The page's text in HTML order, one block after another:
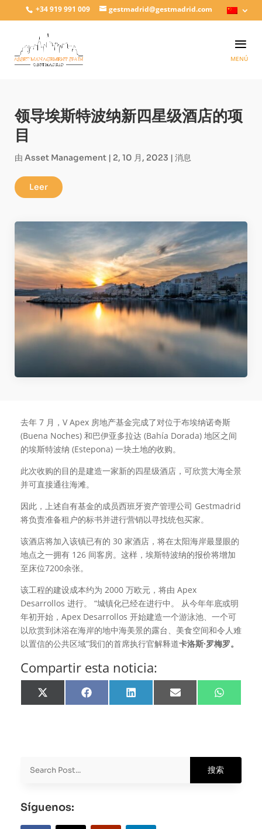
+34 919 991 009 gestmadrid@gestmadrid.com
领导埃斯特波纳新四星级酒店的项
目
由 Asset Management | 2, 10 月, 2023 | 消息
Leer
去年 7 月，V Apex 房地产基金完成了对位于布埃纳诺奇斯
(Buena Noches) 和巴伊亚多拉达 (Bahía Dorada) 地区之间
的埃斯特波纳 (Estepona) 一块土地的收购。
此次收购的目的是建造一家新的四星级酒店，可欣赏大海全景
并可直接通往海滩。
因此，上述自有基金的成员西班牙资产管理公司 Gestmadrid
将负责准备租户的标书并进行营销以寻找统包买家。
该酒店将加入该镇已有的 30 家酒店，将在太阳海岸最显眼的
地点之一拥有 126 间客房。这样，埃斯特波纳的报价将增加
至床位7200余张。
该工程的建设成本约为 2000 万欧元，将由 Apex
Desarrollos 进行。 “城镇化已经在进行中。 从今年年底或明
年初开始，Apex Desarrollos 开始建造一个游泳池、一个可
以欣赏到沐浴在海岸的地中海美景的露台、美食空间和令人难
以置信的公共区域”我们的首席执行官解释道卡洛斯·罗梅罗。
Compartir esta noticia:
分
享
分
享
分
享
分
享
分
享
Síguenos: